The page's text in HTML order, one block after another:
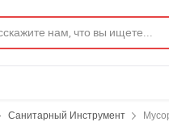
Санитарный Инструмент